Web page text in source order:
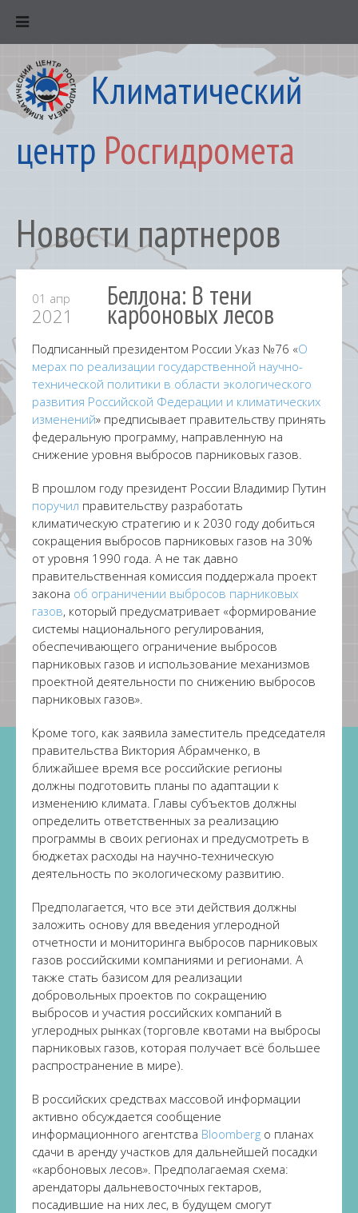
Климатический
центр Росгидромета
Новости партнеров
01 апр
2021
Беллона: В тени
карбоновых лесов
Подписанный президентом России Указ №76 «О
мерах по реализации государственной научно-
технической политики в области экологического
развития Российской Федерации и климатических
изменений» предписывает правительству принять
федеральную программу, направленную на
снижение уровня выбросов парниковых газов.
В прошлом году президент России Владимир Путин
поручил правительству разработать
климатическую стратегию и к 2030 году добиться
сокращения выбросов парниковых газов на 30%
от уровня 1990 года. А не так давно
правительственная комиссия поддержала проект
закона об ограничении выбросов парниковых
газов, который предусматривает «формирование
системы национального регулирования,
обеспечивающего ограничение выбросов
парниковых газов и использование механизмов
проектной деятельности по снижению выбросов
парниковых газов».
Кроме того, как заявила заместитель председателя
правительства Виктория Абрамченко, в
ближайшее время все российские регионы
должны подготовить планы по адаптации к
изменению климата. Главы субъектов должны
определить ответственных за реализацию
программы в своих регионах и предусмотреть в
бюджетах расходы на научно-техническую
деятельность по экологическому развитию.
Предполагается, что все эти действия должны
заложить основу для введения углеродной
отчетности и мониторинга выбросов парниковых
газов российскими компаниями и регионами. А
также стать базисом для реализации
добровольных проектов по сокращению
выбросов и участия российских компаний в
углеродных рынках (торговле квотами на выбросы
парниковых газов, которая получает всё большее
распространение в мире).
В российских средствах массовой информации
активно обсуждается сообщение
информационного агентства Bloomberg о планах
сдачи в аренду участков для дальнейшей посадки
«карбоновых лесов». Предполагаемая схема:
арендаторы дальневосточных гектаров,
посадившие на них лес, в будущем смогут